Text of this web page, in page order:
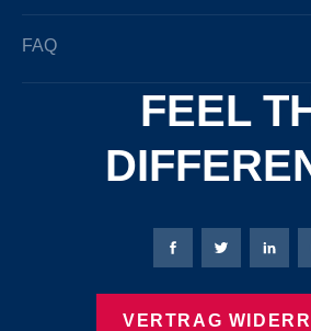
FAQ
FEEL
Bierbaum-Bierbaum-
VERTRAG